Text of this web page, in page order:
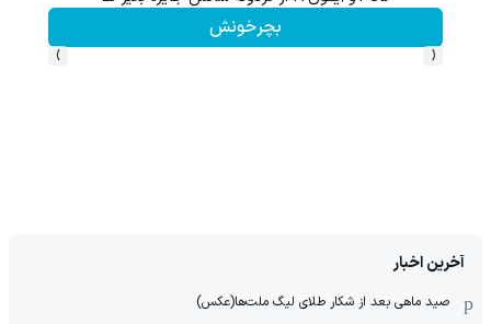
کلیک کن!
‹
›
آخرین اخبار
صید ماهی بعد از شکار طلای لیگ ملت‌ها(عکس)